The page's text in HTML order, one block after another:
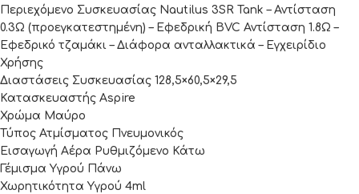
Περιεχόμενο Συσκευασίας Nautilus 3SR Tank – Αντίσταση
0.3Ω (προεγκατεστημένη) – Εφεδρική BVC Αντίσταση 1.8Ω –
Εφεδρικό τζαμάκι – Διάφορα ανταλλακτικά – Εγχειρίδιο
Χρήσης
Διαστάσεις Συσκευασίας 128,5×60,5×29,5
Κατασκευαστής Aspire
Χρώμα Μαύρο
Τύπος Ατμίσματος Πνευμονικός
Εισαγωγή Αέρα Ρυθμιζόμενο Κάτω
Γέμισμα Υγρού Πάνω
Χωρητικότητα Υγρού 4ml